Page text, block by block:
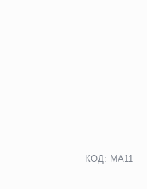
КОД: МА11